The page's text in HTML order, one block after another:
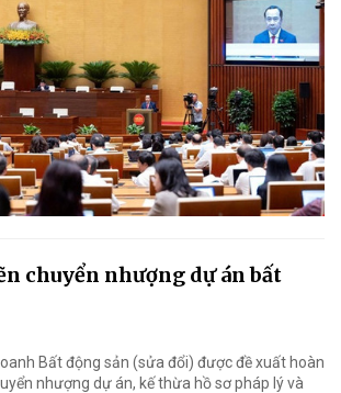
chuyển nhượng dự án bất
Bất động sản (sửa đổi) được đề xuất hoàn
nhượng dự án, kế thừa hồ sơ pháp lý và